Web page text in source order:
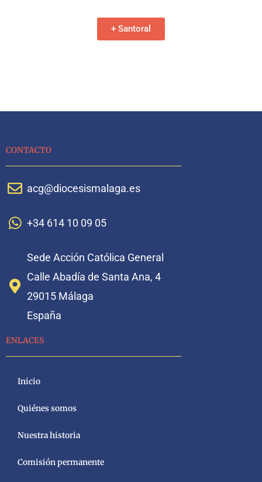
+ Santoral
CONTACTO
acg@diocesismalaga.es
+34 614 10 09 05
Sede Acción Católica General
Calle Abadía de Santa Ana, 4
29015 Málaga
España
ENLACES
Inicio
Quiénes somos
Nuestra historia
Comisión permanente